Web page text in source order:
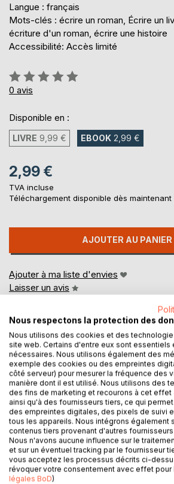
Langue : français
Mots-clés : écrire un roman, Écrire un
écriture d'un roman, écrire une histoire
Accessibilité: Accès limité
Évaluation:
0%
0 avis
Disponible en :
LIVRE 9,99 € EBOOK 2,99 €
2,99 €
TVA incluse
Téléchargement disponible dès maintenant
AJOUTER AU PANIER
Ajouter à ma liste d'envies
Laisser un avis
DESCRIPTION
Vous rêvez d'écrire un roman ? Votre
Vous rêvez d'un pas-à-pas qui allierait
technique, tout en vous aidant à
votre roman ?
Vous souhaitez arriver au bout de
qu'il s'agisse du premier ou du dixième
Nous respectons la protection des
Nous utilisons des cookies et des
site web. Certains d'entre eux sont essentiels
nécessaires. Nous utilisons également des
exemple des cookies ou des empreintes
côté serveur) pour mesurer la fréquence des
manière dont il est utilisé. Nous utilisons des
des fins de marketing et recourons à cet effet
ainsi qu'à des fournisseurs tiers, ce qui
des empreintes digitales, des pixels de suivi
tous les appareils. Nous intégrons également
contenus tiers provenant d'autres
Nous n'avons aucune influence sur le
et sur un éventuel tracking par le fournisseur
vous acceptez les processus décrits ci-
révoquer votre consentement avec effet pour
légales BoD)